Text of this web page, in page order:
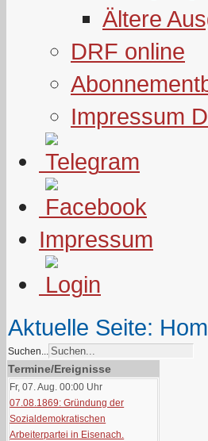
Ältere
DRF online
Impressum
Impressum
Aktuelle Seite:
Suchen...
Termine/Ereignisse
Fr, 07. Aug. 00:00 Uhr
07.08.1869: Gründung der
Sozialdemokratischen
Arbeiterpartei in Eisenach.